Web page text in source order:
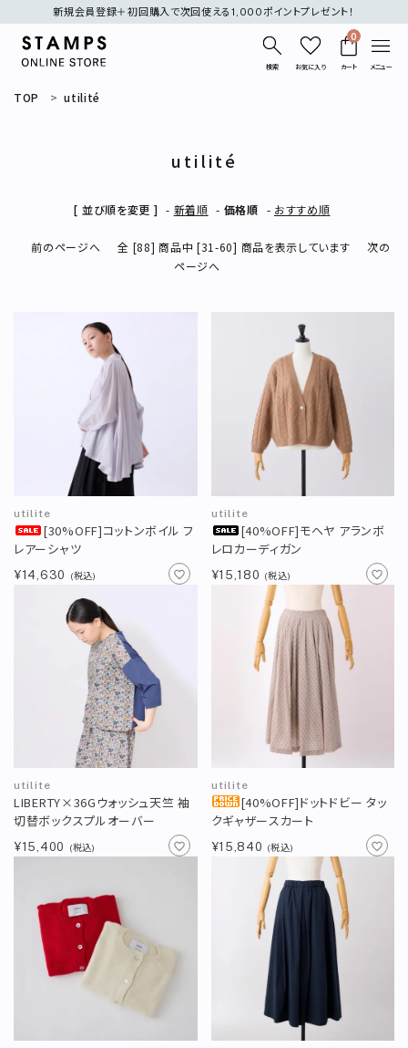
新規会員登録＋初回購入で次回使える1,000ポイントプレゼント！
検索 お気に入り
0
カート メニュー
search
オケージョン
表示する商品はありません。
アカウント
再入荷商品
定番商品
カテゴリー
お問い合わせ
STAMPSについて オフィシャルサイト
TRAVELOGUE
TOP utilité
utilité
[ 並び順を変更 ] - 新着順 - 価格順 - おすすめ順
前のページへ 全 [88] 商品中 [31-60] 商品を表示しています
次の
ページへ
utilite
[30%OFF]コットンボイル フ
レアーシャツ
¥14,630 (税込)
utilite
[40%OFF]モヘヤ アランボ
レロカーディガン
¥15,180 (税込)
utilite
LIBERTY×36Gウォッシュ天竺 袖
切替ボックスプルオーバー
¥15,400 (税込)
utilite
[40%OFF]ドットドビー タッ
クギャザースカート
¥15,840 (税込)